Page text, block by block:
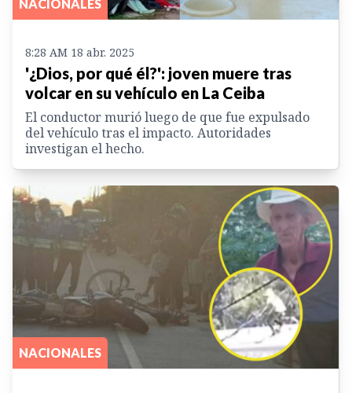
NACIONALES
8:28 AM 18 abr. 2025
'¿Dios, por qué él?': joven muere tras
volcar en su vehículo en La Ceiba
El conductor murió luego de que fue expulsado
del vehículo tras el impacto. Autoridades
investigan el hecho.
NACIONALES